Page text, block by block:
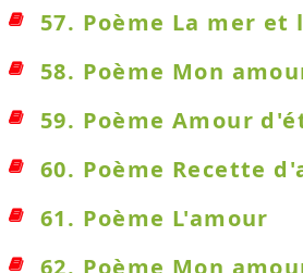
57. Poème La mer et
58. Poème Mon
59. Poème Amour
60. Poème Recette
61. Poème L'amour
62. Poème Mon